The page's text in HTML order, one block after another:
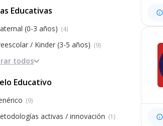
/ TEA (1)
Educativas
(0-3 años) (4)
/ Kinder (3-5 años) (9)
(10)
todos
Educativo
(9)
activas / innovación (1)